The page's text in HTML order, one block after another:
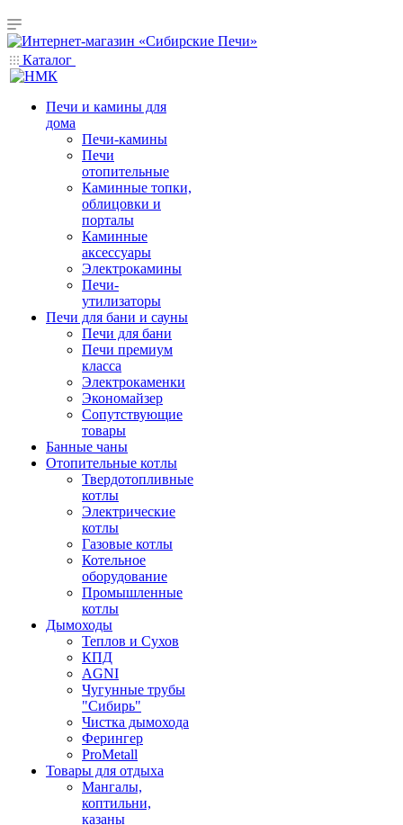
Каталог
Печи и камины для
дома
Печи-камины
Печи
отопительные
Каминные топки,
облицовки и
порталы
Каминные
аксессуары
Электрокамины
Печи-
утилизаторы
Печи для бани и сауны
Печи для бани
Печи премиум
класса
Электрокаменки
Экономайзер
Сопутствующие
товары
Банные чаны
Отопительные котлы
Твердотопливные
котлы
Электрические
котлы
Газовые котлы
Котельное
оборудование
Промышленные
котлы
Дымоходы
Теплов и Сухов
КПД
AGNI
Чугунные трубы
"Сибирь"
Чистка дымохода
Ферингер
ProMetall
Товары для отдыха
Мангалы,
коптильни,
казаны